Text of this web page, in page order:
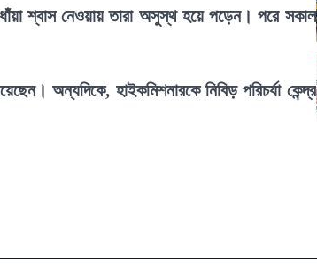
শ্বাস নেওয়ায় তারা অসুস্থ হয়ে পড়েন। পরে সকাল
অন্যদিকে, হাইকমিশনারকে নিবিড় পরিচর্যা কেন্দ্র